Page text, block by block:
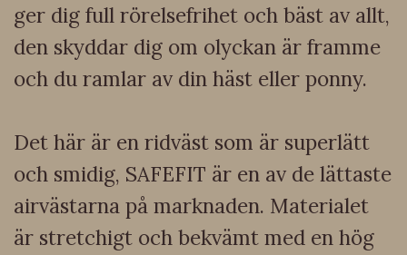
ger dig full rörelsefrihet och bäst av allt,
den skyddar dig om olyckan är framme
och du ramlar av din häst eller ponny.
Det här är en ridväst som är superlätt
och smidig, SAFEFIT är en av de lättaste
airvästarna på marknaden. Materialet
är stretchigt och bekvämt med en hög